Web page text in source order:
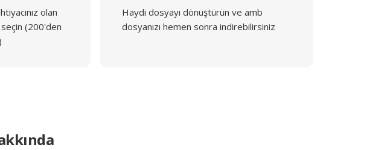
olan
(200'den
Haydi dosyayı dönüştürün ve amb
dosyanızı hemen sonra indirebilirsiniz